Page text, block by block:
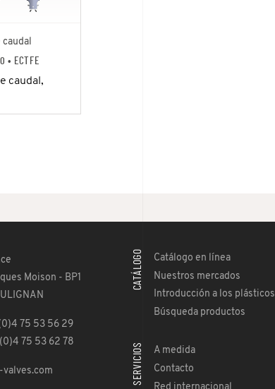
caudal
• ECTFE
caudal,
Moison - BP1
75 53 56 29
75 53 62 78
valves.com
CATÁLOGO
Catálogo en línea
Nuestros mercados
Introducción a los plásticos
Búsqueda productos
SERVICIOS
A medida
Contacto
Red internacional